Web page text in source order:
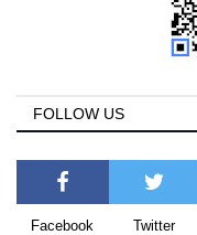
FOLLOW US
Facebook Twitter